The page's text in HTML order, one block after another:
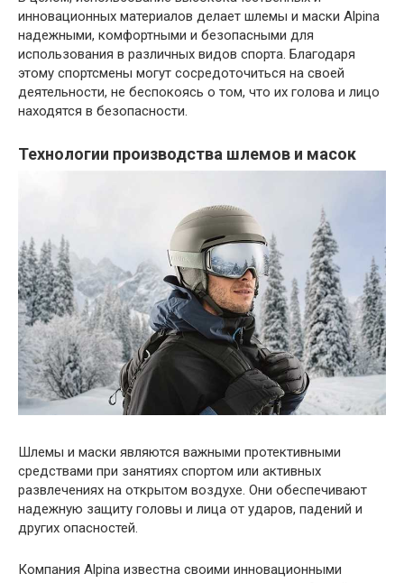
инновационных материалов делает шлемы и маски Alpina
надежными, комфортными и безопасными для
использования в различных видов спорта. Благодаря
этому спортсмены могут сосредоточиться на своей
деятельности, не беспокоясь о том, что их голова и лицо
находятся в безопасности.
Технологии производства шлемов и масок
Шлемы и маски являются важными протективными
средствами при занятиях спортом или активных
развлечениях на открытом воздухе. Они обеспечивают
надежную защиту головы и лица от ударов, падений и
других опасностей.
Компания Alpina известна своими инновационными